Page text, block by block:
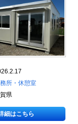
所・休憩室
県
細はこちら